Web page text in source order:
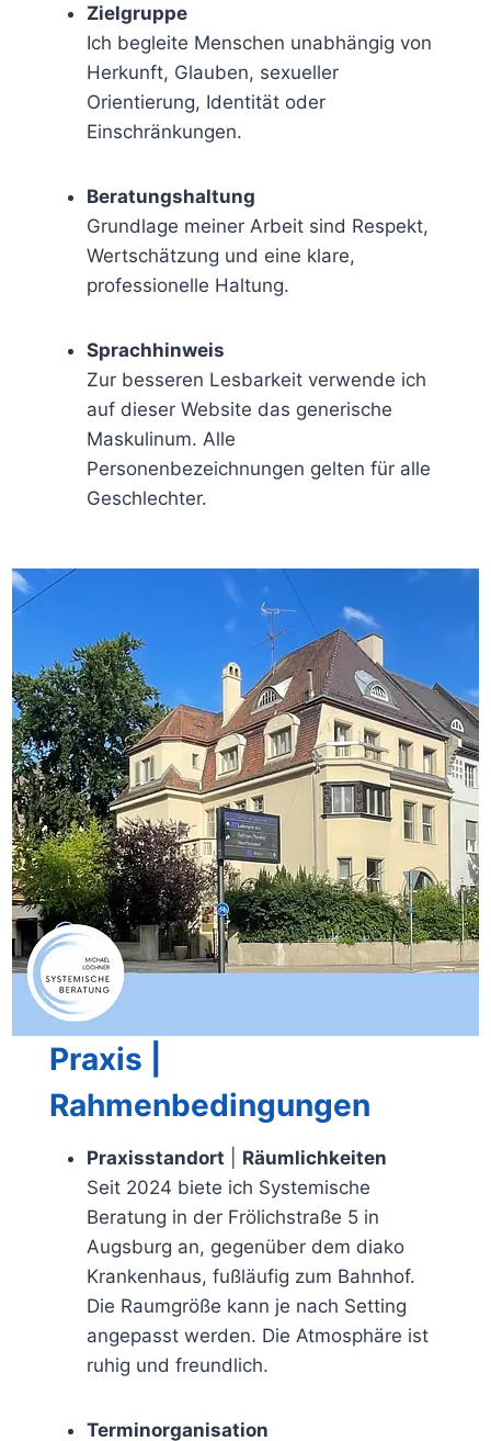
Zielgruppe
Ich begleite Menschen unabhängig von
Herkunft, Glauben, sexueller
Orientierung, Identität oder
Einschränkungen.
Beratungshaltung
Grundlage meiner Arbeit sind Respekt,
Wertschätzung und eine klare,
professionelle Haltung.
Sprachhinweis
Zur besseren Lesbarkeit verwende ich
auf dieser Website das generische
Maskulinum. Alle
Personenbezeichnungen gelten für alle
Geschlechter.
Praxis |
Rahmenbedingungen
Praxisstandort
Räumlichkeiten
Seit 2024 biete ich Systemische
Beratung in der Frölichstraße 5 in
Augsburg an, gegenüber dem diako
Krankenhaus, fußläufig zum Bahnhof.
Die Raumgröße kann je nach Setting
angepasst werden. Die Atmosphäre ist
ruhig und freundlich.
Terminorganisation